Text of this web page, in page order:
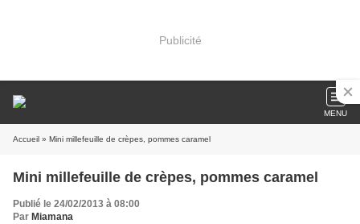
Publicité
MENU
Accueil » Mini millefeuille de crèpes, pommes caramel
Mini millefeuille de crèpes, pommes caramel
Publié le 24/02/2013 à 08:00
Par Miamana